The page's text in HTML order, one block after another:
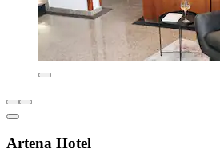
Artena Hotel